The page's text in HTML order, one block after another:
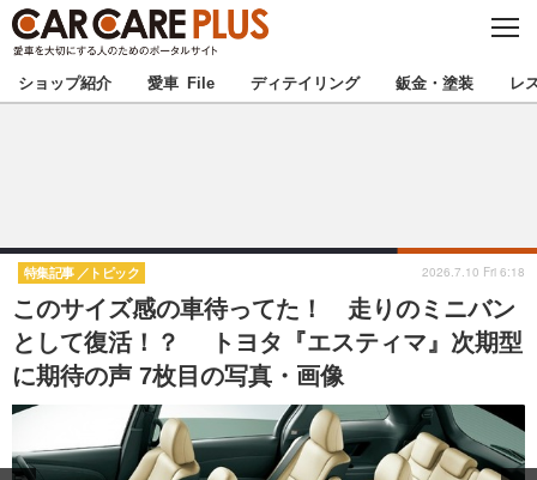
C
S
E
★カーケアプラス認定★ 厳選プロショップを地域から探す
甲信越 北陸
東海 関西
中国
沖縄
ショップ紹介 愛車 File ディテイリング 鈑金・塗装 レ
このサイズ感の車待ってた！ 走りのミニバン
として復活！？ トヨタ『エスティマ』次期型
に期待の声 7枚目の写真・画像
特集記事 トピック 2026.7.10 Fri 6:18